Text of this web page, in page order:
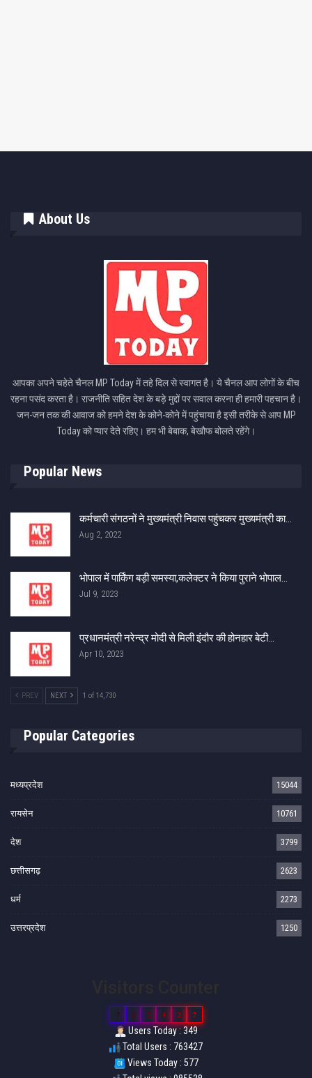
About Us
आपका अपने चहेते चैनल MP Today में तहे दिल से स्वागत है। ये चैनल आप लोगों के बीच
रहना पसंद करता है। राजनीति सहित देश के बड़े मुद्दों पर सवाल करना ही हमारी पहचान है।
जन-जन तक की आवाज को हमने देश के कोने-कोने में पहुंचाया है इसी तरीके से आप MP
Today को प्यार देते रहिए। हम भी बेबाक, बेखौफ बोलते रहेंगे।
Popular News
कर्मचारी संगठनों ने मुख्यमंत्री निवास पहुंचकर मुख्यमंत्री का…
Aug 2, 2022
भोपाल में पार्किंग बड़ी समस्या,कलेक्टर ने किया पुराने भोपाल…
Jul 9, 2023
प्रधानमंत्री नरेन्द्र मोदी से मिली इंदौर की होनहार बेटी…
Apr 10, 2023
PREV NEXT 1 of 14,730
Popular Categories
मध्यप्रदेश 15044
रायसेन 10761
देश 3799
छत्तीसगढ़ 2623
धर्म 2273
उत्तरप्रदेश 1250
7 6 3 4 2 7
Users Today : 349
Total Users : 763427
Views Today : 577